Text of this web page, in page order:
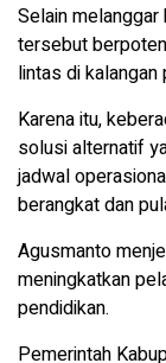
Selain
tersebut
lintas di kalangan
Karena itu,
solusi alternatif
jadwal
berangkat dan
Agusmanto
meningkatkan
pendidikan.
Pemerintah